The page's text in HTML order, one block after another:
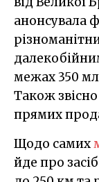
анонсувала
межах 350
Також
прямих
Щодо самих
йде про